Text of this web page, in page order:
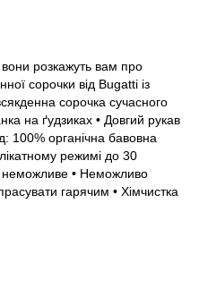
розкажуть вам про
сорочки від Bugatti із
сорочка сучасного
на ґудзиках • Довгий рукав
100% органічна бавовна
режимі до 30
неможливе • Неможливо
гарячим • Хімчистка